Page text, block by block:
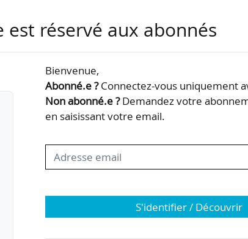
Pochard et Carine Camby,
Total.
Fondation du patrimoine
est réservé aux abonnés
Bienvenue,
Abonné.e ?Connectez-vous uniquement
Non abonné.e ?Demandez votre
en saisissant votre email.
S'identifier / Découvrir